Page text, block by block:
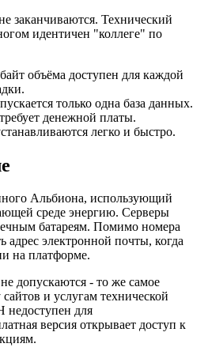
заканчиваются. Технический
идентичен "коллеге" по
объёма доступен для каждой
только одна база данных.
денежной платы.
легко и быстро.
Альбиона, использующий
среде энергию. Серверы
батареям. Помимо номера
адрес электронной почты, когда
на платформе.
допускаются - то же самое
и услугам технической
недоступен для
версия открывает доступ к